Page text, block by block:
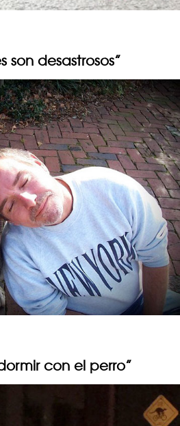
son desastrosos”
con el perro”